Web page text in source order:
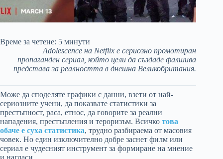
Време за четене: 5 минути
Adolescence на Netflix е сериозно промотиран
пропаганден сериал, който цели да създаде фалшива
представа за реалността в днешна Великобритания.
Може да споделяте графики с данни, взети от най-
сериозните учени, да показвате статистики за
престъпност, раса, етнос, да говорите за реални
нападения, престъпления и тероризъм. Всичко това
обаче е суха статистика, трудно разбираема от масовия
човек. Но един изключително добре заснет филм или
сериал е чудесният инструмент за формиране на мнение